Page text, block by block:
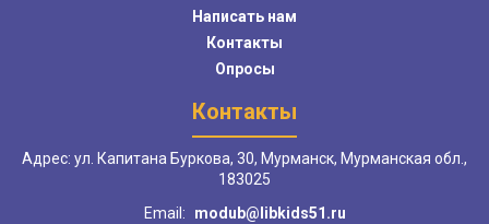
Написать нам
Контакты
Опросы
Контакты
Адрес: ул. Капитана Буркова, 30, Мурманск, Мурманская обл.,
183025
Email:
modub@libkids51.ru